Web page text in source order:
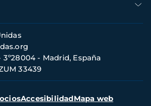
- Madrid, España
33439
AccesibilidadMapa web